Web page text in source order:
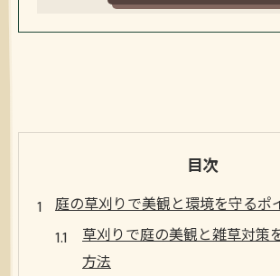
目次
庭の草刈りで美観と環境を守るポ
草刈りで庭の美観と雑草対策
方法